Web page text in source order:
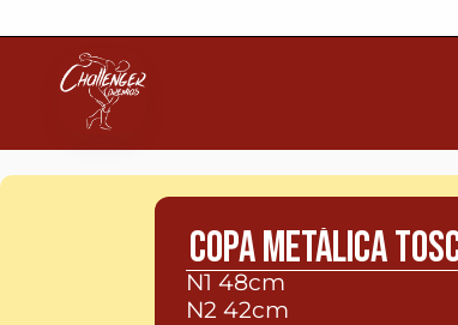
COPA METÁLICA
N1 48cm
N2 42cm